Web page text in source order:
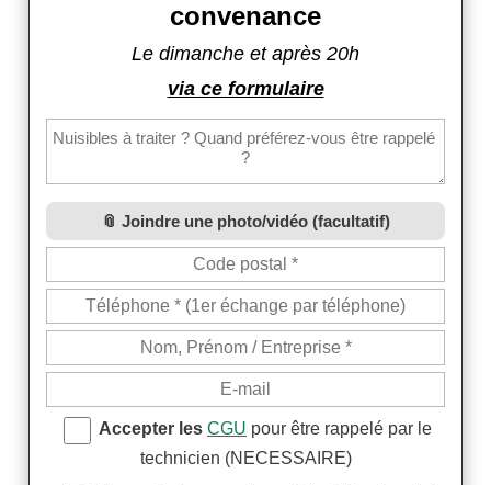
convenance
Le dimanche et après 20h
via ce formulaire
Joindre une photo/vidéo (facultatif)
Accepter les CGU pour être rappelé par le
technicien (NECESSAIRE)